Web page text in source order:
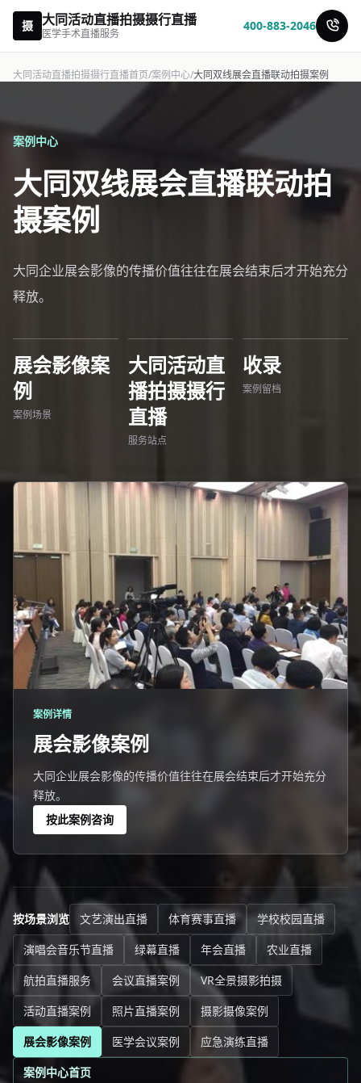
摄 大同活动直播拍摄摄行直播
医学手术直播服务
400-883-2046
大同活动直播拍摄摄行直播首页/案例中心/大同双线展会直播联动拍摄案例
案例中心
大同双线展会直播联动拍
摄案例
大同企业展会影像的传播价值往往在展会结束后才开始充分
释放。
展会影像案
例
案例场景
大同活动直
播拍摄摄行
直播
服务站点
收录
案例留档
案例详情
展会影像案例
大同企业展会影像的传播价值往往在展会结束后才开始充分
释放。
按此案例咨询
按场景浏览 文艺演出直播 体育赛事直播
学校校园直播
演唱会音乐节直播
绿幕直播 年会直播
农业直播
航拍直播服务
会议直播案例
VR全景摄影拍摄
活动直播案例
照片直播案例
摄影摄像案例
展会影像案例
医学会议案例
应急演练直播
案例中心首页